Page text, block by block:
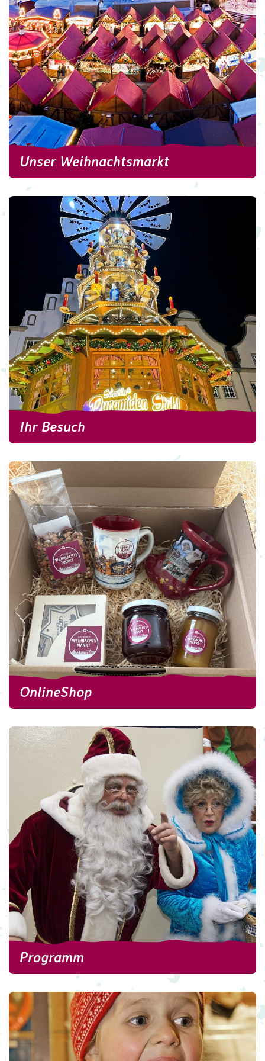
Unser Weihnachtsmarkt
Unser Weihnachtsmarkt
Alle Infos rund um die Attraktionen,
Kinderweihnacht, das Programm, unsere
Sonderaktionen und Geschichtliches...
weitere Informationen
Ihr Besuch
Hier erhalten Sie Informationen zu den
Öffnungszeiten, zum Lageplan, zur Anreise und
Barrierefreiheit.
weitere Informationen
OnlineShop
OnlineShop
Holt Euch den Rostocker Weihnachtsmarkt nach
Hause!
Viel Spaß beim Stöbern!
Hier gibt es eine Auswahl exklusiver Rostocker
Weihnachtsmarktprodukte.
weitere Informationen
Programm
Programm
Hier finden Sie das Programm zum diesjährigen
Weihnachtsmarkt.